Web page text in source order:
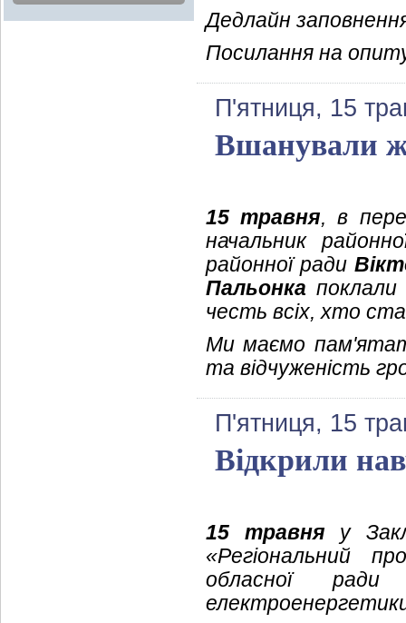
Дедлайн
Посилання на
П'ятниця, 15
Вшанували
15 травня, в
начальник
районної ради
Пальонка поклали
честь всіх, хто
Ми маємо
та відчуженість
П'ятниця, 15
Відкрили
15 травня у
«Регіональний
обласної ради